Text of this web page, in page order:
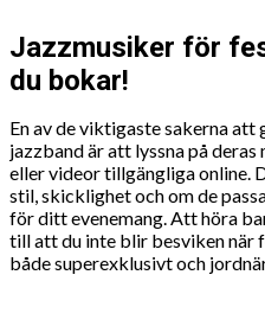
Jazzmusiker för
du bokar!
En av de viktigaste sakerna att
jazzband är att lyssna på
eller videor tillgängliga online.
stil, skicklighet och om de
för ditt evenemang. Att höra
till att du inte blir besviken när
både superexklusivt och